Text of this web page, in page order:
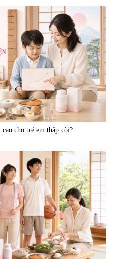
Viên uống chống lão hóa, tăng
sức khỏe Yangmiwa NMN 60
viên
|42.588
5.500.000 đ
cho trẻ em thấp còi?